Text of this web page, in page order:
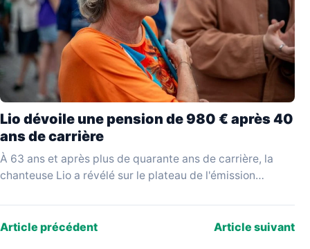
Lio dévoile une pension de 980 € après 40
ans de carrière
À 63 ans et après plus de quarante ans de carrière, la
chanteuse Lio a révélé sur le plateau de l'émission
Article précédent Article suivant